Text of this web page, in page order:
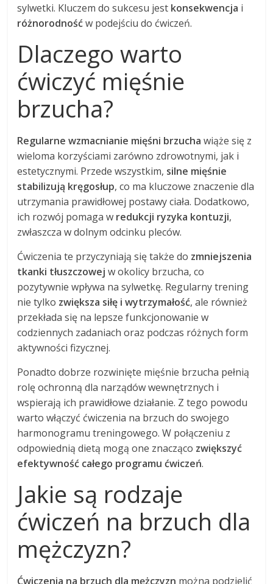
sylwetki. Kluczem do sukcesu jest konsekwencja i
różnorodnośćw podejściu do ćwiczeń.
Dlaczego warto
ćwiczyć mięśnie
brzucha?
Regularne wzmacnianie mięśni brzucha wiąże się z
wieloma korzyściami zarówno zdrowotnymi, jak i
estetycznymi. Przede wszystkim, silne mięśnie
stabilizują kręgosłup, co ma kluczowe znaczenie dla
utrzymania prawidłowej postawy ciała. Dodatkowo,
ich rozwój pomaga w redukcji ryzyka kontuzji,
zwłaszcza w dolnym odcinku pleców.
Ćwiczenia te przyczyniają się także do zmniejszenia
tkanki tłuszczowej w okolicy brzucha, co
pozytywnie wpływa na sylwetkę. Regularny trening
nie tylko zwiększa siłę i wytrzymałość, ale również
przekłada się na lepsze funkcjonowanie w
codziennych zadaniach oraz podczas różnych form
aktywności fizycznej.
Ponadto dobrze rozwinięte mięśnie brzucha pełnią
rolę ochronną dla narządów wewnętrznych i
wspierają ich prawidłowe działanie. Z tego powodu
warto włączyć ćwiczenia na brzuch do swojego
harmonogramu treningowego. W połączeniu z
odpowiednią dietą mogą one znacząco zwiększyć
efektywność całego programu ćwiczeń.
Jakie są rodzaje
ćwiczeń na brzuch dla
mężczyzn?
Ćwiczenia na brzuch dla mężczyzn można podzielić